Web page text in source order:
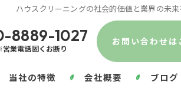
ハウスクリーニングの社会的価値と業界の未
8889-1027
業電話固くお断り
お問い合わせは
当社の特徴 会社概要 ブログ